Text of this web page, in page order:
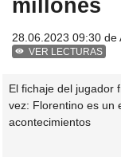
millones
28.06.2023 09:30 de
VER LECTURAS
El fichaje del jugador
vez: Florentino es un
acontecimientos